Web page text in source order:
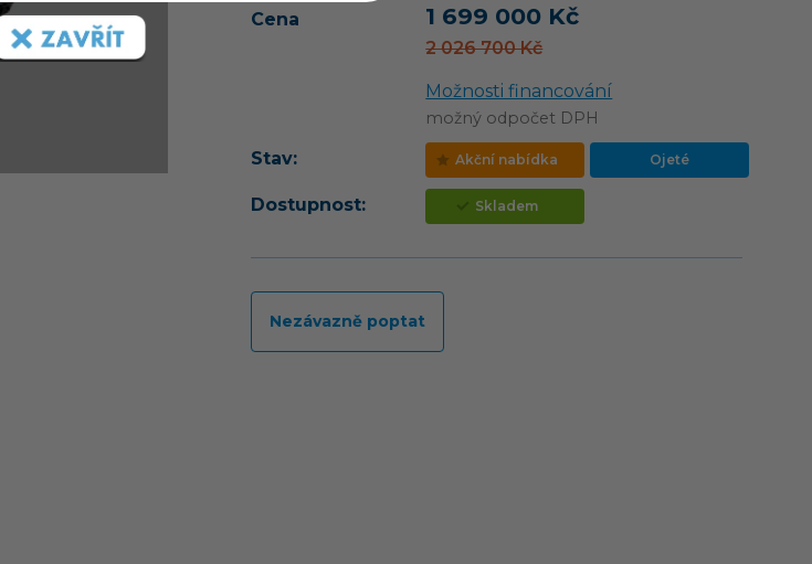
Cena 1 699 000 Kč
2 026 700 Kč
Možnosti financování
možný odpočet DPH
Stav: Akční nabídka Ojeté
Dostupnost: Skladem
Nezávazně poptat